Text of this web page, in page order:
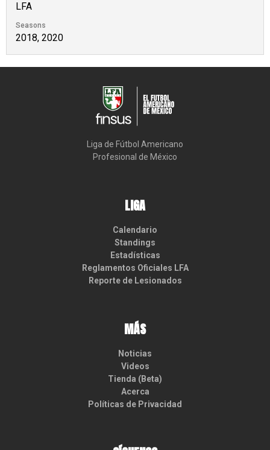
LFA
Seasons
2018, 2020
Liga de Fútbol Americano
Profesional de México
LIGA
Calendario
Standings
Estadísticas
Reglamentos Oficiales LFA
Reporte de Lesionados
MÁS
Noticias
Videos
Tienda (Beta)
Acerca
Políticas de Privacidad